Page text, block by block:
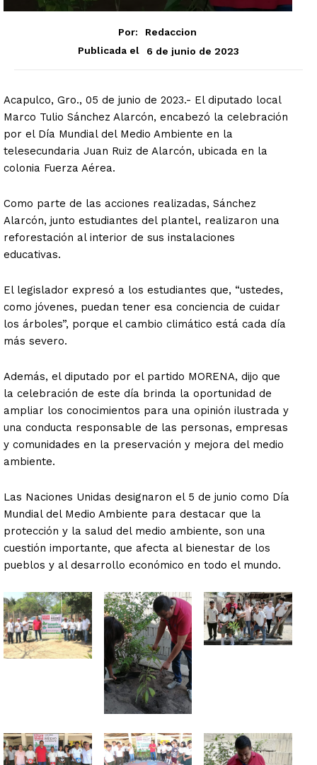
Por:
Redaccion
Publicada el
6 de junio de 2023
Acapulco, Gro., 05 de junio de 2023.- El diputado local
Marco Tulio Sánchez Alarcón, encabezó la celebración
por el Día Mundial del Medio Ambiente en la
telesecundaria Juan Ruiz de Alarcón, ubicada en la
colonia Fuerza Aérea.
Como parte de las acciones realizadas, Sánchez
Alarcón, junto estudiantes del plantel, realizaron una
reforestación al interior de sus instalaciones
educativas.
El legislador expresó a los estudiantes que, “ustedes,
como jóvenes, puedan tener esa conciencia de cuidar
los árboles”, porque el cambio climático está cada día
más severo.
Además, el diputado por el partido MORENA, dijo que
la celebración de este día brinda la oportunidad de
ampliar los conocimientos para una opinión ilustrada y
una conducta responsable de las personas, empresas
y comunidades en la preservación y mejora del medio
ambiente.
Las Naciones Unidas designaron el 5 de junio como Día
Mundial del Medio Ambiente para destacar que la
protección y la salud del medio ambiente, son una
cuestión importante, que afecta al bienestar de los
pueblos y al desarrollo económico en todo el mundo.